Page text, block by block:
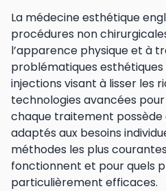
La médecine esthétique
procédures non
l’apparence physique et à
problématiques esthétiques
injections visant à lisser les
technologies avancées
chaque traitement possède
adaptés aux besoins
méthodes les plus
fonctionnent et pour quels
particulièrement efficaces.